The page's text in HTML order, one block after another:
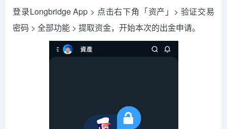
登录Longbridge App > 点击右下角「资产」> 验证交易
密码 > 全部功能 > 提取资金，开始本次的出金申请。